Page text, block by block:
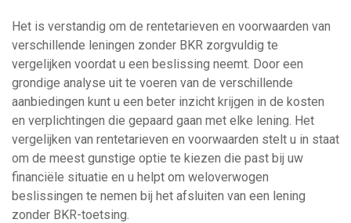
Het is verstandig om de rentetarieven en voorwaarden van
verschillende leningen zonder BKR zorgvuldig te
vergelijken voordat u een beslissing neemt. Door een
grondige analyse uit te voeren van de verschillende
aanbiedingen kunt u een beter inzicht krijgen in de kosten
en verplichtingen die gepaard gaan met elke lening. Het
vergelijken van rentetarieven en voorwaarden stelt u in staat
om de meest gunstige optie te kiezen die past bij uw
financiële situatie en u helpt om weloverwogen
beslissingen te nemen bij het afsluiten van een lening
zonder BKR-toetsing.